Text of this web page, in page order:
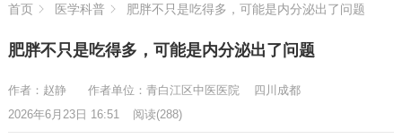
首页 医学科普 肥胖不只是吃得多，可能是内分泌出了问题
肥胖不只是吃得多，可能是内分泌出了问题
作者：赵静
作者单位：青白江区中医医院 四川成都
2026年6月23日 16:51
阅读(288)